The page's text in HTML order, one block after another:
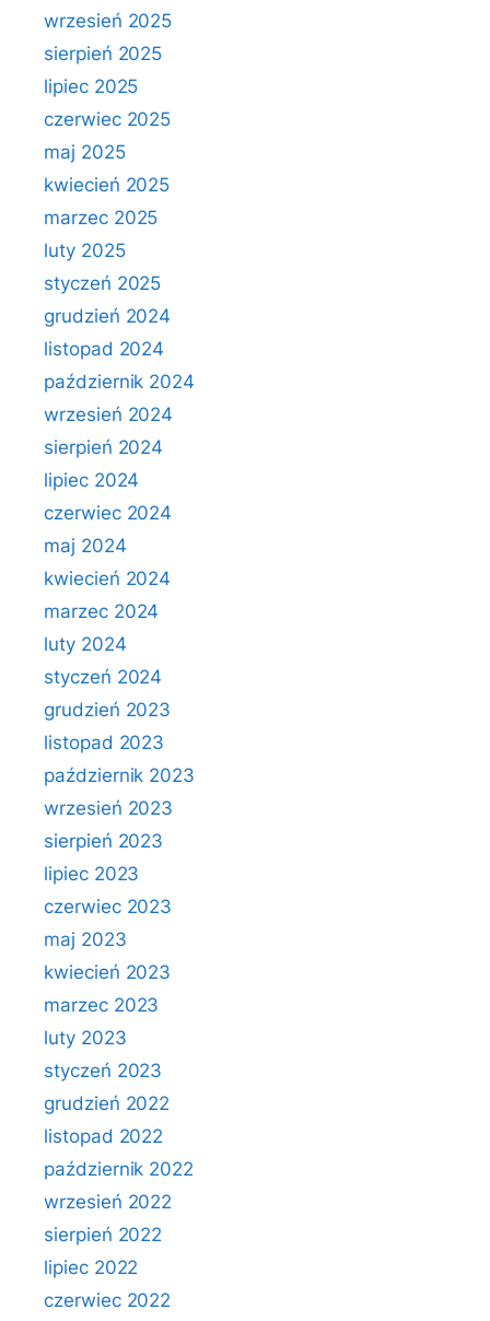
wrzesień 2025
sierpień 2025
lipiec 2025
czerwiec 2025
maj 2025
kwiecień 2025
marzec 2025
luty 2025
styczeń 2025
grudzień 2024
listopad 2024
październik 2024
wrzesień 2024
sierpień 2024
lipiec 2024
czerwiec 2024
maj 2024
kwiecień 2024
marzec 2024
luty 2024
styczeń 2024
grudzień 2023
listopad 2023
październik 2023
wrzesień 2023
sierpień 2023
lipiec 2023
czerwiec 2023
maj 2023
kwiecień 2023
marzec 2023
luty 2023
styczeń 2023
grudzień 2022
listopad 2022
październik 2022
wrzesień 2022
sierpień 2022
lipiec 2022
czerwiec 2022